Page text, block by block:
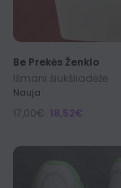
Be Prekės Ženklo
Išmani šiukšliadėžė
Nauja
17,00€ 18,52€